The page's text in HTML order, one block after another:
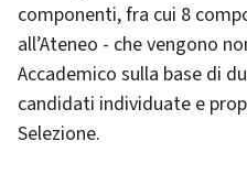
componenti, fra cui 8
all’Ateneo - che vengono
Accademico sulla base di
candidati individuate e
Selezione.